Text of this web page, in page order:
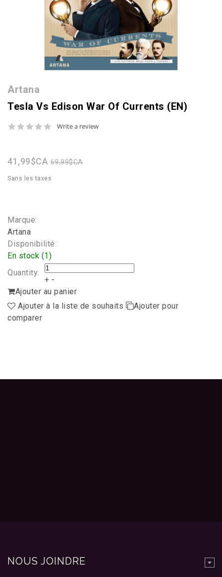
Artana
Tesla Vs Edison War Of Currents (EN)
0.0
Write a review
41,99$CA69,99$CA
Sans les taxes
Marque:
Artana
Disponibilité:
En stock (1)
Quantity:
+ -
Ajouter au panier
Ajouter à la liste de souhaits
Ajouter pour
comparer
NOUS JOINDRE